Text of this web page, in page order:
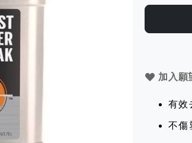
加入願
有效
不傷